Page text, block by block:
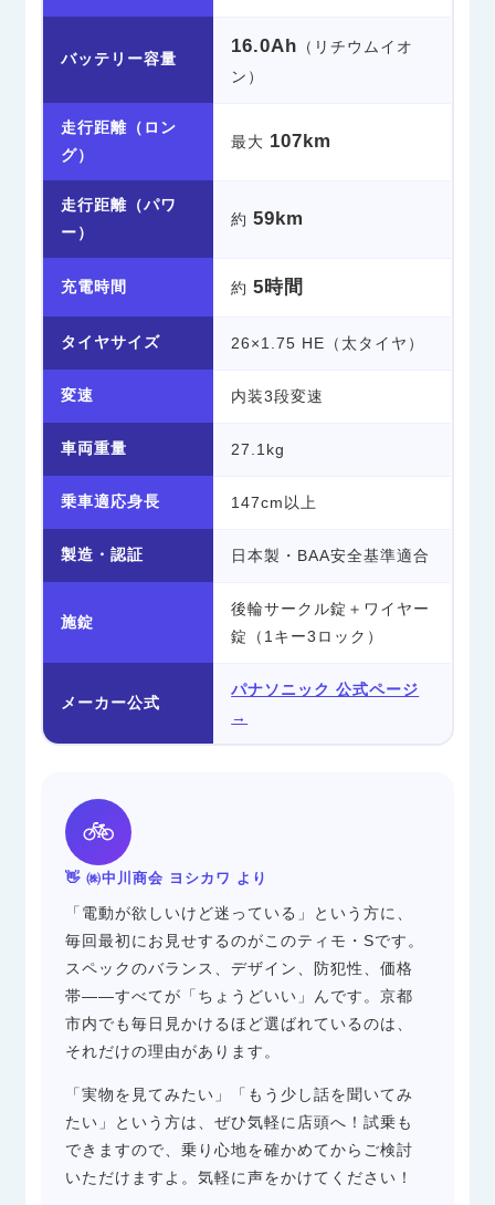
バッテリー容量
16.0Ah （リチウムイオ
ン）
走行距離（ロン
グ）
最大 107km
走行距離（パワ
ー）
約59km
充電時間 約5時間
タイヤサイズ 26×1.75 HE（太タイヤ）
変速 内装3段変速
車両重量 27.1kg
乗車適応身長 147cm以上
製造・認証 日本製・BAA安全基準適合
施錠
後輪サークル錠＋ワイヤー
錠（1キー3ロック）
メーカー公式
パナソニック 公式ページ
→
🚲
👋 ㈱中川商会 ヨシカワ より
「電動が欲しいけど迷っている」という方に、
毎回最初にお見せするのがこのティモ・Sです。
スペックのバランス、デザイン、防犯性、価格
帯——すべてが「ちょうどいい」んです。京都
市内でも毎日見かけるほど選ばれているのは、
それだけの理由があります。
「実物を見てみたい」「もう少し話を聞いてみ
たい」という方は、ぜひ気軽に店頭へ！試乗も
できますので、乗り心地を確かめてからご検討
いただけますよ。気軽に声をかけてください！